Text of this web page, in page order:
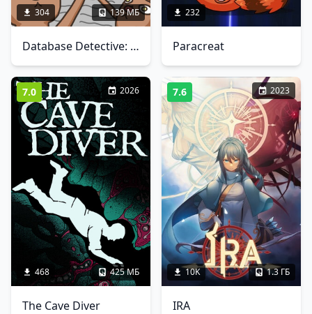
304 139 МБ
Database Detective: Minor Crimes Division
232
Paracreat
7.0 2026
468 425 МБ
The Cave Diver
7.6 2023
10K 1.3 ГБ
IRA